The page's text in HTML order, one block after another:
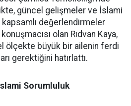
güncel gelişmeler ve İslami
değerlendirmeler
olan Rıdvan Kaya,
ölçekte büyük bir ailenin ferdi
gerektiğini hatırlattı.
Sorumluluk